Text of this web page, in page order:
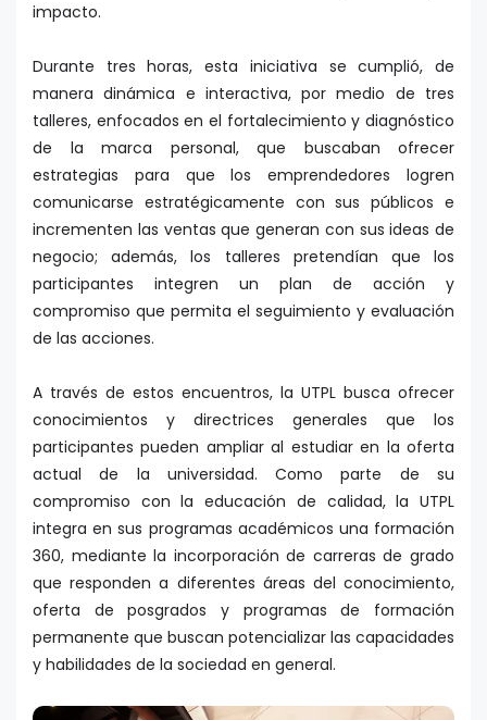
impacto.
Durante tres horas, esta iniciativa se cumplió, de
manera dinámica e interactiva, por medio de tres
talleres, enfocados en el fortalecimiento y diagnóstico
de la marca personal, que buscaban ofrecer
estrategias para que los emprendedores logren
comunicarse estratégicamente con sus públicos e
incrementen las ventas que generan con sus ideas de
negocio; además, los talleres pretendían que los
participantes integren un plan de acción y
compromiso que permita el seguimiento y evaluación
de las acciones.
A través de estos encuentros, la UTPL busca ofrecer
conocimientos y directrices generales que los
participantes pueden ampliar al estudiar en la oferta
actual de la universidad. Como parte de su
compromiso con la educación de calidad, la UTPL
integra en sus programas académicos una formación
360, mediante la incorporación de carreras de grado
que responden a diferentes áreas del conocimiento,
oferta de posgrados y programas de formación
permanente que buscan potencializar las capacidades
y habilidades de la sociedad en general.